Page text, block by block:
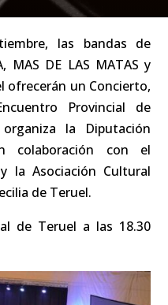
las bandas de
MAS DE LAS MATAS y
ofrecerán un Concierto,
Provincial de
la Diputación
colaboración con el
la Asociación Cultural
de Teruel.
de Teruel a las 18.30